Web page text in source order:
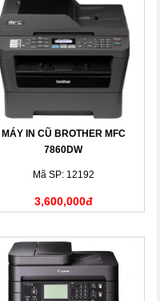
MÁY IN CŨ BROTHER MFC
7860DW
Mã SP: 12192
3,600,000đ